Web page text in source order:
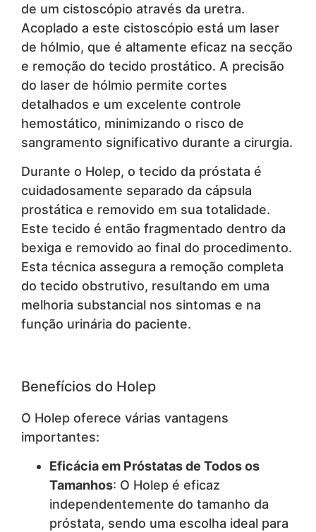
de um cistoscópio através da uretra.
Acoplado a este cistoscópio está um laser
de hólmio, que é altamente eficaz na secção
e remoção do tecido prostático. A precisão
do laser de hólmio permite cortes
detalhados e um excelente controle
hemostático, minimizando o risco de
sangramento significativo durante a cirurgia.
Durante o Holep, o tecido da próstata é
cuidadosamente separado da cápsula
prostática e removido em sua totalidade.
Este tecido é então fragmentado dentro da
bexiga e removido ao final do procedimento.
Esta técnica assegura a remoção completa
do tecido obstrutivo, resultando em uma
melhoria substancial nos sintomas e na
função urinária do paciente.
Benefícios do Holep
O Holep oferece várias vantagens
importantes:
Eficácia em Próstatas de Todos os
Tamanhos: O Holep é eficaz
independentemente do tamanho da
próstata, sendo uma escolha ideal para